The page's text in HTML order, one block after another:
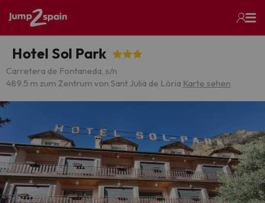
Hotel Sol Park
Carretera de Fontaneda, s/n
489.5 m zum Zentrum von Sant Julià de Lòria Karte sehen